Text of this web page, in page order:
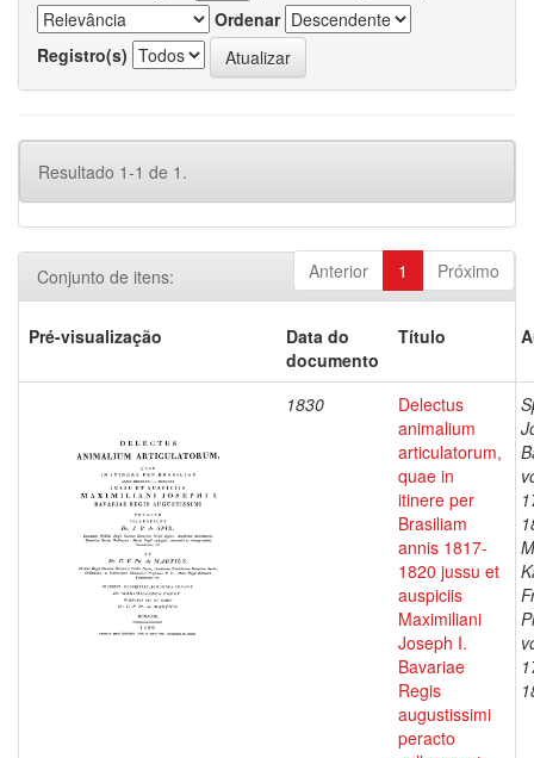
Ordenar
Registro(s)
Resultado 1-1 de 1.
Anterior 1 Próximo
Conjunto de itens:
Pré-visualização
Data do
documento
Título
1830
Delectus
animalium
articulatorum,
quae in
itinere per
Brasiliam
annis 1817-
1820 jussu et
auspiciis
Maximiliani
Joseph I.
Bavariae
Regis
augustissimi
peracto